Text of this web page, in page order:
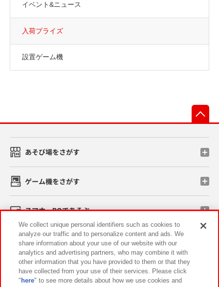
イベント&ニュース
入荷プライズ
設置ゲーム機
あそび場をさがす
ゲーム機をさがす
スマホ・PCであそぶ
イベント・キャンペーン
We collect unique personal identifiers such as cookies to
analyze our traffic and to personalize content and ads. We
share information about your use of our website with our
analytics and advertising partners, who may combine it with
other information that you have provided to them or that they
have collected from your use of their services. Please click
" here" to see more details about how we use cookies and